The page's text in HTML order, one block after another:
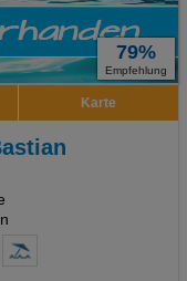
79%
Empfehlung
Karte